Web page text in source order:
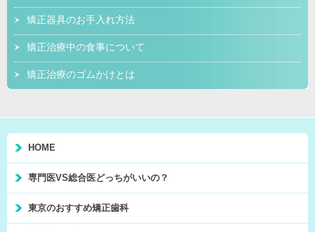
矯正器具のお手入れ方法
矯正治療中の食事について
矯正治療のゴムかけとは
HOME
専門医VS総合医どっちがいいの？
東京のおすすめ矯正歯科